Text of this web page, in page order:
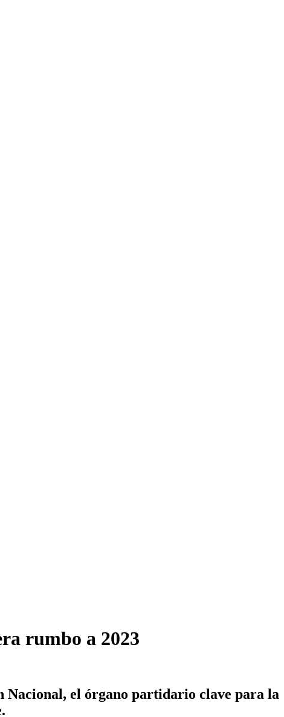
rumbo a 2023
Nacional, el órgano partidario clave para la